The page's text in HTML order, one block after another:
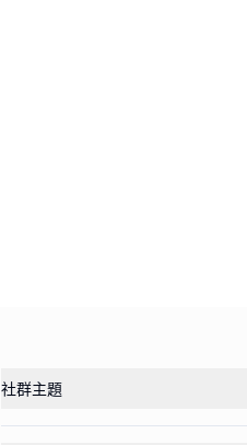
社群主題